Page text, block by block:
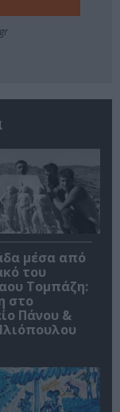
μέσα από
του
Τομπάζη:
στο
Πάνου &